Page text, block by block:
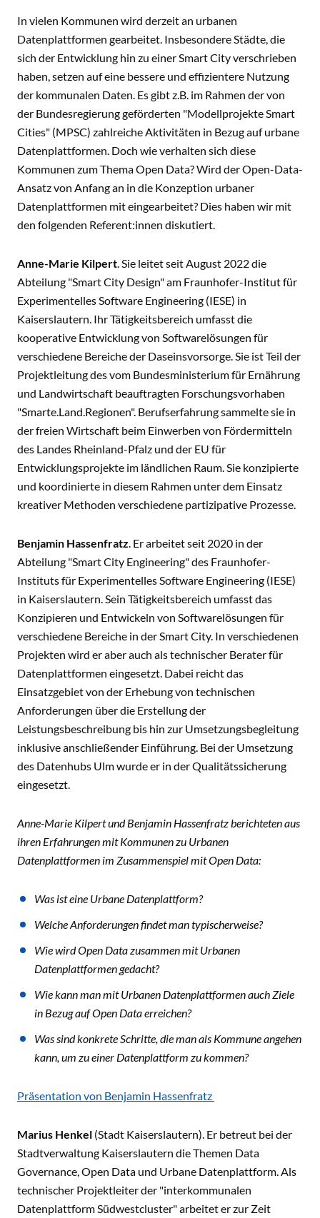
In vielen Kommunen wird derzeit an urbanen
Datenplattformen gearbeitet. Insbesondere Städte, die
sich der Entwicklung hin zu einer Smart City verschrieben
haben, setzen auf eine bessere und effizientere Nutzung
der kommunalen Daten. Es gibt z.B. im Rahmen der von
der Bundesregierung geförderten "Modellprojekte Smart
Cities" (MPSC) zahlreiche Aktivitäten in Bezug auf urbane
Datenplattformen. Doch wie verhalten sich diese
Kommunen zum Thema Open Data? Wird der Open-Data-
Ansatz von Anfang an in die Konzeption urbaner
Datenplattformen mit eingearbeitet? Dies haben wir mit
den folgenden Referent:innen diskutiert.
Anne-Marie Kilpert. Sie leitet seit August 2022 die
Abteilung "Smart City Design" am Fraunhofer-Institut für
Experimentelles Software Engineering (IESE) in
Kaiserslautern. Ihr Tätigkeitsbereich umfasst die
kooperative Entwicklung von Softwarelösungen für
verschiedene Bereiche der Daseinsvorsorge. Sie ist Teil der
Projektleitung des vom Bundesministerium für Ernährung
und Landwirtschaft beauftragten Forschungsvorhaben
"Smarte.Land.Regionen". Berufserfahrung sammelte sie in
der freien Wirtschaft beim Einwerben von Fördermitteln
des Landes Rheinland-Pfalz und der EU für
Entwicklungsprojekte im ländlichen Raum. Sie konzipierte
und koordinierte in diesem Rahmen unter dem Einsatz
kreativer Methoden verschiedene partizipative Prozesse.
Benjamin Hassenfratz. Er arbeitet seit 2020 in der
Abteilung "Smart City Engineering" des Fraunhofer-
Instituts für Experimentelles Software Engineering (IESE)
in Kaiserslautern. Sein Tätigkeitsbereich umfasst das
Konzipieren und Entwickeln von Softwarelösungen für
verschiedene Bereiche in der Smart City. In verschiedenen
Projekten wird er aber auch als technischer Berater für
Datenplattformen eingesetzt. Dabei reicht das
Einsatzgebiet von der Erhebung von technischen
Anforderungen über die Erstellung der
Leistungsbeschreibung bis hin zur Umsetzungsbegleitung
inklusive anschließender Einführung. Bei der Umsetzung
des Datenhubs Ulm wurde er in der Qualitätssicherung
eingesetzt.
Anne-Marie Kilpert und Benjamin Hassenfratz berichteten aus
ihren Erfahrungen mit Kommunen zu Urbanen
Datenplattformen im Zusammenspiel mit Open Data:
Was ist eine Urbane Datenplattform?
Welche Anforderungen findet man typischerweise?
Wie wird Open Data zusammen mit Urbanen
Datenplattformen gedacht?
Wie kann man mit Urbanen Datenplattformen auch Ziele
in Bezug auf Open Data erreichen?
Was sind konkrete Schritte, die man als Kommune angehen
kann, um zu einer Datenplattform zu kommen?
Präsentation von Benjamin Hassenfratz
Marius Henkel (Stadt Kaiserslautern). Er betreut bei der
Stadtverwaltung Kaiserslautern die Themen Data
Governance, Open Data und Urbane Datenplattform. Als
technischer Projektleiter der "interkommunalen
Datenplattform Südwestcluster" arbeitet er zur Zeit